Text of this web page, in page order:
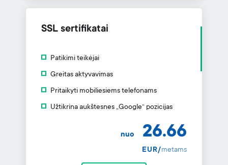
SSL sertifikatai
Patikimi teikėjai
Greitas aktyvavimas
Pritaikyti mobiliesiems telefonams
Užtikrina aukštesnes „Google“ pozicijas
nuo 26.66
EUR/metams